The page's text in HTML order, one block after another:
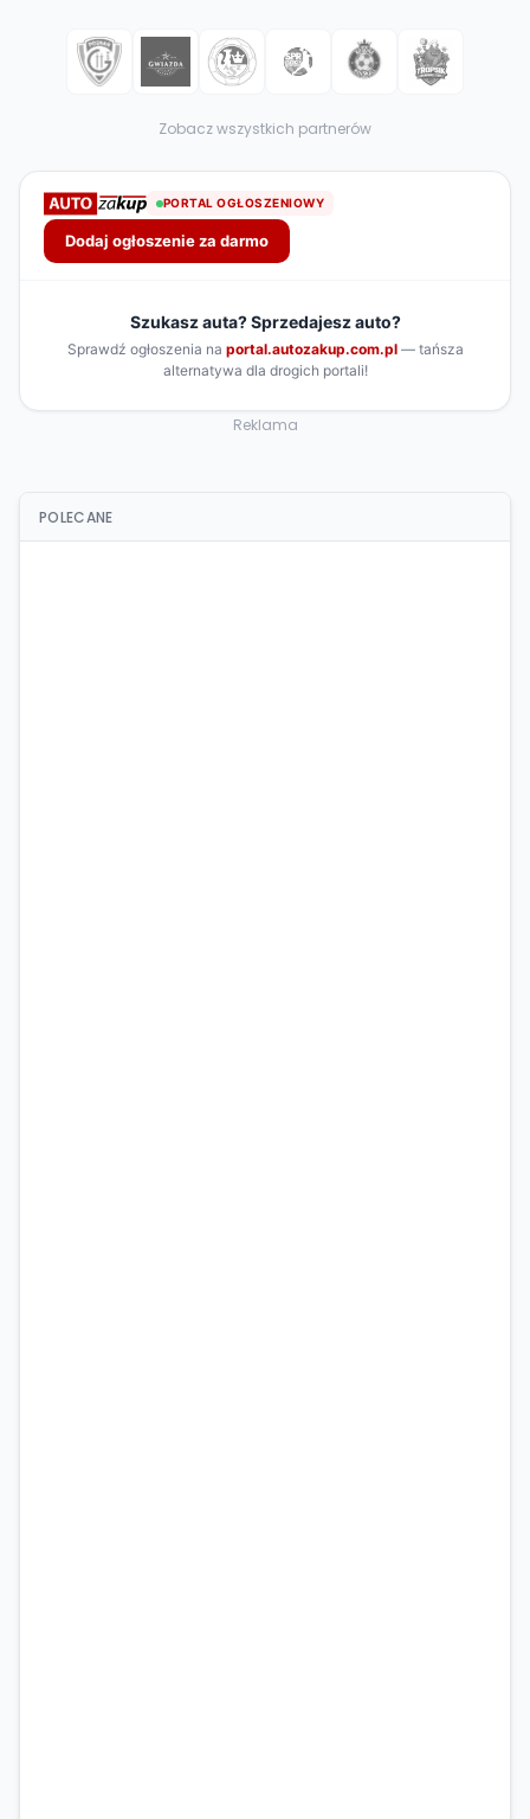
Zobacz wszystkich partnerów
Reklama
POLECANE